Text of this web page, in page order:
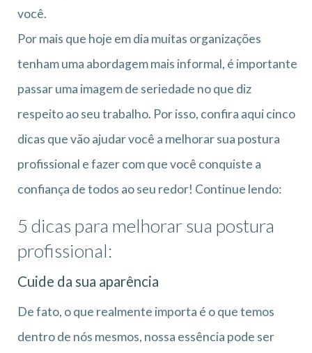
você.
Por mais que hoje em dia muitas organizações
tenham uma abordagem mais informal, é importante
passar uma imagem de seriedade no que diz
respeito ao seu trabalho. Por isso, confira aqui cinco
dicas que vão ajudar você a melhorar sua postura
profissional e fazer com que você conquiste a
confiança de todos ao seu redor! Continue lendo:
5 dicas para melhorar sua postura
profissional:
Cuide da sua aparência
De fato, o que realmente importa é o que temos
dentro de nós mesmos, nossa essência pode ser